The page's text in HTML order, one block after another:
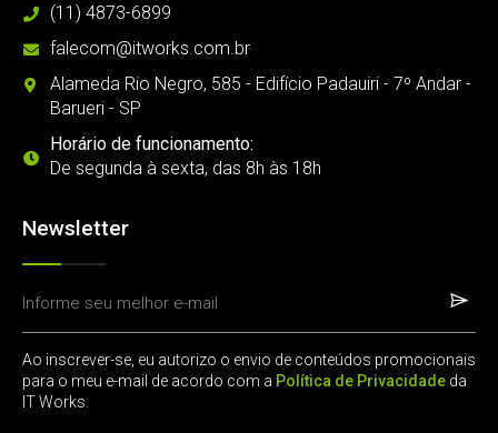
(11) 4873-6899
falecom@itworks.com.br
Alameda Rio Negro, 585 - Edifício Padauiri - 7º Andar -
Barueri - SP
Horário de funcionamento:
De segunda à sexta, das 8h às 18h
Newsletter
Ao inscrever-se, eu autorizo o envio de conteúdos promocionais
para o meu e-mail de acordo com a Política de Privacidade da
IT Works.